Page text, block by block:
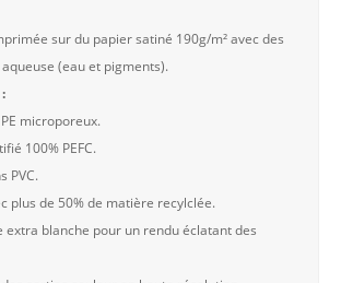
sur du papier satiné 190g/m² avec des
(eau et pigments).
microporeux.
100% PEFC.
PVC.
plus de 50% de matière recylclée.
extra blanche pour un rendu éclatant des